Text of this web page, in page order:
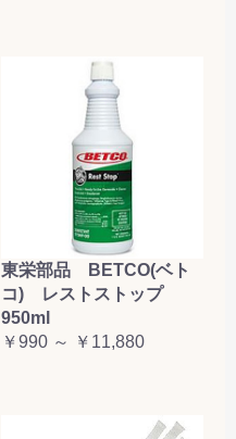
東栄部品 BETCO(ベト
コ) レストストップ
950ml
￥990 ～ ￥11,880